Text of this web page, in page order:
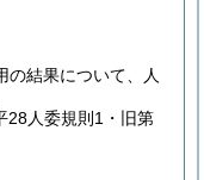
の結果について、人
28人委規則1・旧第